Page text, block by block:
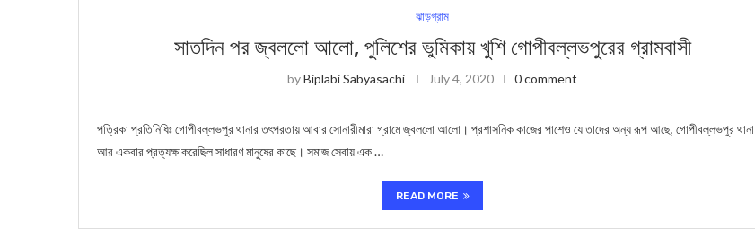
ঝাড়গ্রাম
সাতদিন পর জ্বললো আলো, পুলিশের ভুমিকায় খুশি গোপীবল্লভপুরের গ্রামবাসী
byBiplabi Sabyasachi July 4, 2020 0 comment
পত্রিকা প্রতিনিধিঃ গোপীবল্লভপুর থানার তৎপরতায় আবার সোনারীমারা গ্রামে জ্বললো আলো। প্রশাসনিক কাজের পাশেও যে তাদের অন্য রূপ আছে, গোপীবল্লভপুর থানা
আর একবার প্রত্যক্ষ করেছিল সাধারণ মানুষের কাছে। সমাজ সেবায় এক …
READ MORE